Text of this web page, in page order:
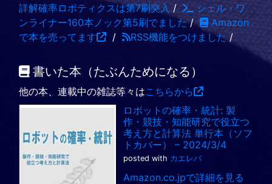
詳解確率ロボティクスは第7刷突入 /
シェル・ワ
ンライナー160本ノック第5刷でました/
Amazon
で本を売ってます
/ RSS機能をつけました /
書いた本（たぶんためになる）
他の本、連載中の雑誌等々はこちらから
ロボットの確率・統計: 製
作・競技・知能研究で役立つ
考え方と計算法 単行本（ソフ
トカバー） – 2024/3/4
posted with カエレバ
Amazon.co.jpで詳細を見る